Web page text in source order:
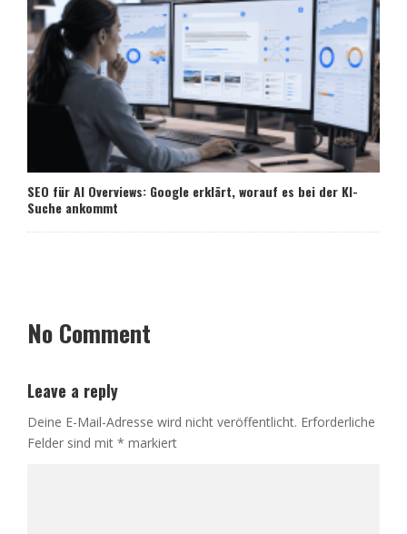
SEO für AI Overviews: Google erklärt, worauf es bei der KI-
Suche ankommt
No Comment
Leave a reply
Deine E-Mail-Adresse wird nicht veröffentlicht. Erforderliche
Felder sind mit * markiert